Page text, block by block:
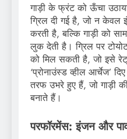
गाड़ी के फ्रंट को ऊँचा
ग्रिल दी गई है, जो न केवल
करती है, बल्कि गाड़ी को
लुक देती है। ग्रिल पर
को मिल सकती है, जो इसे
‘प्रोनाउंस्ड व्हील आर्चेज’
तरफ उभरे हुए हैं, जो गाड़ी
बनाते हैं।
परफॉरमेंस: इंजन और